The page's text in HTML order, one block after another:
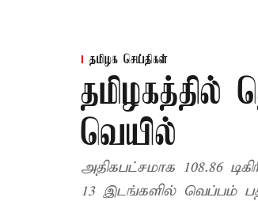
தமிழக செய்திகள்
தமிழகத்தில்
வெயில்
அதிகபட்சமாக 108.86
13 இடங்களில் வெப்பம்